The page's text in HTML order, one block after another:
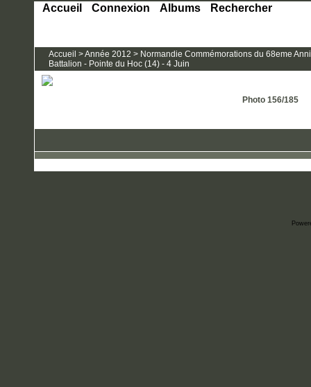
Accueil Connexion Albums Rechercher
Accueil >Année 2012 > Normandie Commémorations du 68eme
Battalion - Pointe du Hoc (14) - 4 Juin
Photo 156/185